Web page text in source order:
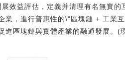
效益評估，定義并清理有名無實的
業，進行普惠性的\"區塊鏈 + 工業
進區塊鏈與實體產業的融通發展。(